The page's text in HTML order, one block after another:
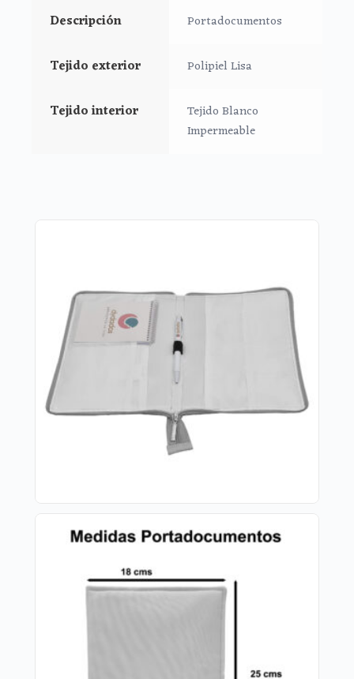
Descripción Portadocumentos
Tejido exterior Polipiel Lisa
Tejido interior
Tejido Blanco
Impermeable